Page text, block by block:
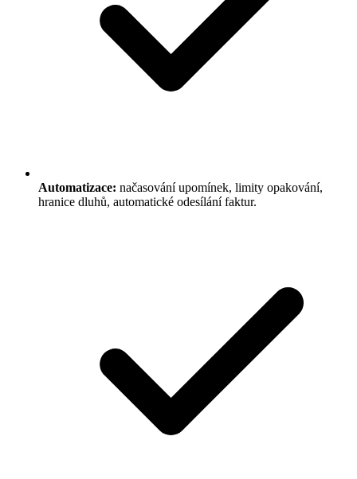
Automatizace: načasování upomínek, limity opakování,
hranice dluhů, automatické odesílání faktur.